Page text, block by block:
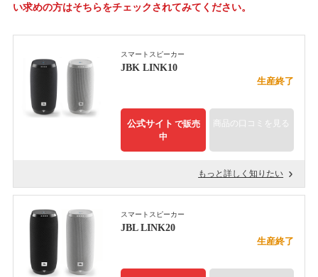
い求めの方はそちらをチェックされてみてください。
スマートスピーカー
JBK LINK10
生産終了
公式サイト で販売
中
商品の口コミを見る
もっと詳しく知りたい
スマートスピーカー
JBL LINK20
生産終了